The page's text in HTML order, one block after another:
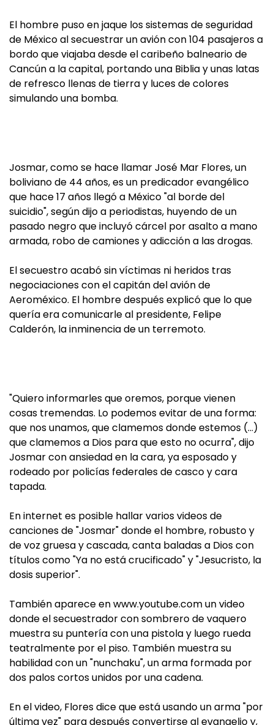
El hombre puso en jaque los sistemas de seguridad
de México al secuestrar un avión con 104 pasajeros a
bordo que viajaba desde el caribeño balneario de
Cancún a la capital, portando una Biblia y unas latas
de refresco llenas de tierra y luces de colores
simulando una bomba.
Josmar, como se hace llamar José Mar Flores, un
boliviano de 44 años, es un predicador evangélico
que hace 17 años llegó a México "al borde del
suicidio", según dijo a periodistas, huyendo de un
pasado negro que incluyó cárcel por asalto a mano
armada, robo de camiones y adicción a las drogas.
El secuestro acabó sin víctimas ni heridos tras
negociaciones con el capitán del avión de
Aeroméxico. El hombre después explicó que lo que
quería era comunicarle al presidente, Felipe
Calderón, la inminencia de un terremoto.
"Quiero informarles que oremos, porque vienen
cosas tremendas. Lo podemos evitar de una forma:
que nos unamos, que clamemos donde estemos (…)
que clamemos a Dios para que esto no ocurra", dijo
Josmar con ansiedad en la cara, ya esposado y
rodeado por policías federales de casco y cara
tapada.
En internet es posible hallar varios videos de
canciones de "Josmar" donde el hombre, robusto y
de voz gruesa y cascada, canta baladas a Dios con
títulos como "Ya no está crucificado" y "Jesucristo, la
dosis superior".
También aparece en www.youtube.com un video
donde el secuestrador con sombrero de vaquero
muestra su puntería con una pistola y luego rueda
teatralmente por el piso. También muestra su
habilidad con un "nunchaku", un arma formada por
dos palos cortos unidos por una cadena.
En el video, Flores dice que está usando un arma "por
última vez" para después convertirse al evangelio y,